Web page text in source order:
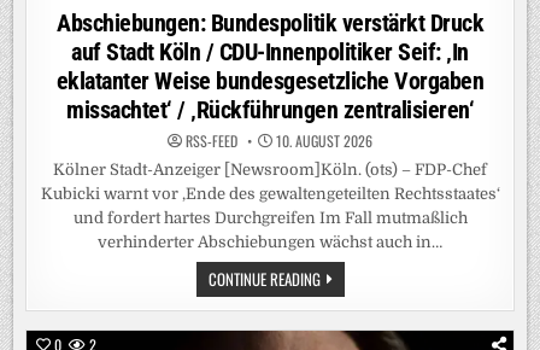
in
Abschiebungen: Bundespolitik verstärkt Druck
auf Stadt Köln / CDU-Innenpolitiker Seif: ‚In
eklatanter Weise bundesgesetzliche Vorgaben
missachtet‘ / ‚Rückführungen zentralisieren‘
RSS-FEED 10. AUGUST 2026
Kölner Stadt-Anzeiger [Newsroom]Köln. (ots) – FDP-Chef
Kubicki warnt vor ‚Ende des gewaltengeteilten Rechtsstaates‘
und fordert hartes Durchgreifen Im Fall mutmaßlich
verhinderter Abschiebungen wächst auch in…
CONTINUE READINGABSCHIEBUNGEN:
BUNDESPOLITIK
VERSTÄRKT
AUF
0 2